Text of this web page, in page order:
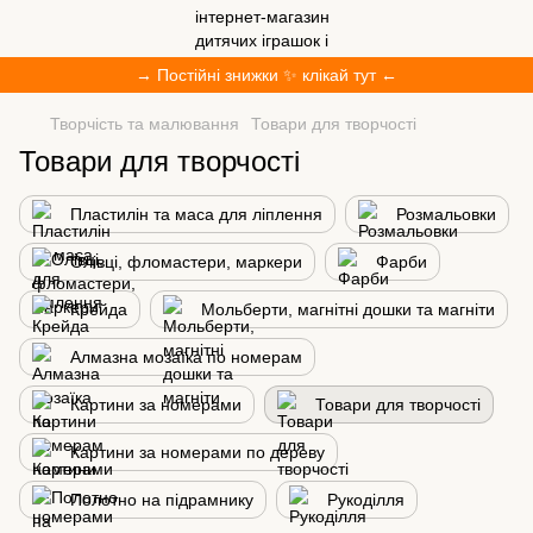
→ Постійні знижки ✨ клікай тут ←
Творчість та малювання Товари для творчості
Товари для творчості
Пластилін та маса для ліплення Розмальовки
Олівці, фломастери, маркери Фарби
Крейда Мольберти, магнітні дошки та магніти
Алмазна мозаїка по номерам
Картини за номерами Товари для творчості
Картини за номерами по дереву
Полотно на підрамнику Рукоділля